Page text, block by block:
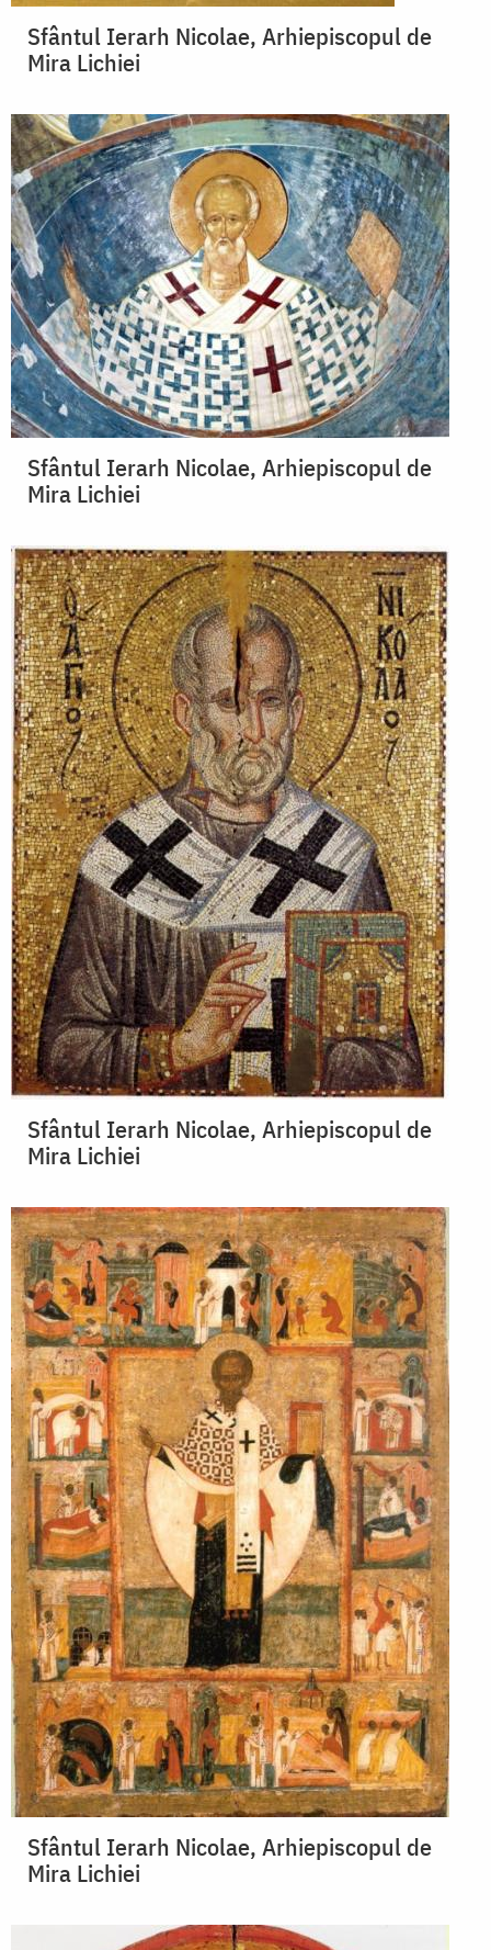
Sfântul Ierarh Nicolae, Arhiepiscopul de
Mira Lichiei
Sfântul Ierarh Nicolae, Arhiepiscopul de
Mira Lichiei
Sfântul Ierarh Nicolae, Arhiepiscopul de
Mira Lichiei
Sfântul Ierarh Nicolae, Arhiepiscopul de
Mira Lichiei